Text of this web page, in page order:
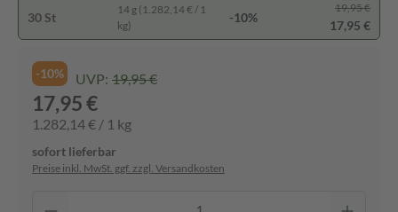
30 St
14 g (1.282,14 € / 1
kg)
-10%
19,95 €
17,95 €
-10% UVP: 19,95 €
17,95 €
1.282,14 € / 1 kg
sofort lieferbar
Preise inkl. MwSt. ggf. zzgl. Versandkosten